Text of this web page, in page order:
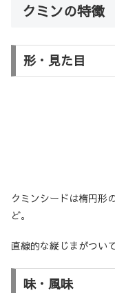
クミンの特徴
形・見た目
クミンシードは楕円形
ど。
直線的な縦じまがつい
味・風味